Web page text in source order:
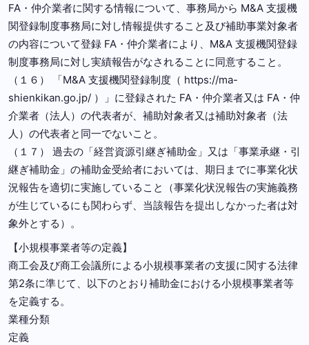
FA・仲介業者に関する情報について、事務局から M&A 支援機
関登録制度事務局に対し情報提供すること及び補助事業対象者
の内容について登録 FA・仲介業者により、M&A 支援機関登録
制度事務局に対し実績報告がなされることに同意すること。
（１６） 「M&A 支援機関登録制度（ https://ma-
shienkikan.go.jp/ ）」に登録された FA・仲介業者又は FA・仲
介業者（法人）の代表者が、補助対象者又は補助対象者（法
人）の代表者と同一でないこと。
（１７） 過去の「経営資源引継ぎ補助金」又は「事業承継・引
継ぎ補助金」の補助金受給者においては、期日までに事業化状
況報告を適切に実施していること（事業化状況報告の実施義務
が生じているにも関わらず、当該報告を提出しなかった者は対
象外とする）。
【小規模事業者等の定義】
商工会及び商工会議所による小規模事業者の支援に関する法律
第2条に準じて、以下のとおり補助金における小規模事業者等
を定義する。
業種分類
定義